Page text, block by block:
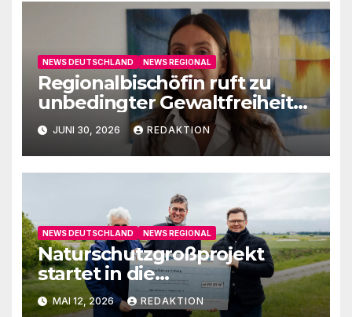
NEWS DEUTSCHLAND NEWS REGIONAL
Regionalbischöfin ruft zu
unbedingter Gewaltfreiheit
aufJUNI 30, 2026 REDAKTION
NEWS DEUTSCHLAND NEWS REGIONAL
Naturschutzgroßprojekt
startet in die
Umsetzungsphase
MAI 12, 2026 REDAKTION